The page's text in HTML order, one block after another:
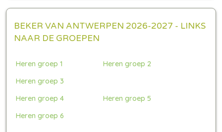
BEKER VAN ANTWERPEN 2026-2027 - LINKS
NAAR DE GROEPEN
Heren groep 1
Heren groep 2
Heren groep 3
Heren groep 4
Heren groep 5
Heren groep 6